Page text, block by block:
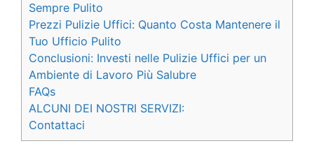
Sempre Pulito
Prezzi Pulizie Uffici: Quanto Costa Mantenere il
Tuo Ufficio Pulito
Conclusioni: Investi nelle Pulizie Uffici per un
Ambiente di Lavoro Più Salubre
FAQs
ALCUNI DEI NOSTRI SERVIZI:
Contattaci